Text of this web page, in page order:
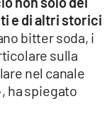
e di altri storici
bitter soda, i
sulla
nel canale
ha spiegato